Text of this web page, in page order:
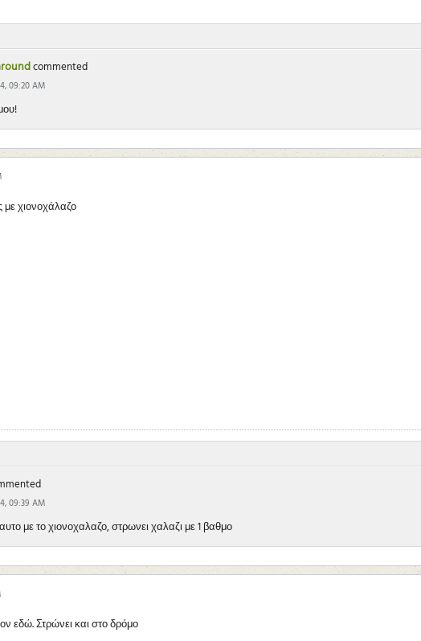
commented
09:20 AM
χιονοχάλαζο
09:39 AM
με το χιονοχαλαζο, στρωνει χαλαζι με 1 βαθμο
εδώ. Στρώνει και στο δρόμο